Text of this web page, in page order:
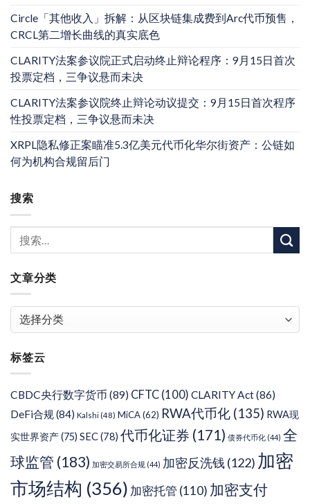
Circle「其他收入」拆解：从区块链集成费到Arc代币预售，
CRCL第二增长曲线的真实底色
CLARITY法案参议院正式启动终止辩论程序：9月15日首次
投票定档，三争议悬而未决
CLARITY法案参议院终止辩论动议提交：9月15日首次程序
性投票定档，三争议悬而未决
XRPL隐私修正案瞄准5.3亿美元代币化华尔街资产：公链如
何为机构合规留后门
搜索
文章分类
类
标签云
CBDC央行数字货币 (89) CFTC (100) CLARITY Act(86)
DeFi合规(84) Kalshi (48) MiCA(62) RWA代币化 (135) RWA现
实世界资产(75) SEC(78) 代币化证券 (171) 债券代币化 (44) 全
球监管 (183) 加密交易所合规 (44) 加密反洗钱 (122) 加密
市场结构 (356) 加密托管 (110) 加密支付